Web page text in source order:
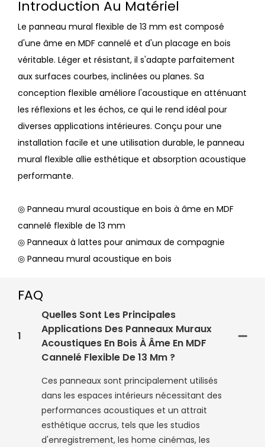
Introduction Au Matériel
Le panneau mural flexible de 13 mm est composé
d'une âme en MDF cannelé et d'un placage en bois
véritable. Léger et résistant, il s'adapte parfaitement
aux surfaces courbes, inclinées ou planes. Sa
conception flexible améliore l'acoustique en atténuant
les réflexions et les échos, ce qui le rend idéal pour
diverses applications intérieures. Conçu pour une
installation facile et une utilisation durable, le panneau
mural flexible allie esthétique et absorption acoustique
performante.
◎ Panneau mural acoustique en bois à âme en MDF
cannelé flexible de 13 mm
◎ Panneaux à lattes pour animaux de compagnie
◎ Panneau mural acoustique en bois
FAQ
1
Quelles Sont Les Principales
Applications Des Panneaux Muraux
Acoustiques En Bois À Âme En MDF
Cannelé Flexible De 13 Mm ?
Ces panneaux sont principalement utilisés
dans les espaces intérieurs nécessitant des
performances acoustiques et un attrait
esthétique accrus, tels que les studios
d'enregistrement, les home cinémas, les